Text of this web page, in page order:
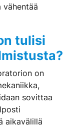
tulisi
on
sovittaa
aikavälillä